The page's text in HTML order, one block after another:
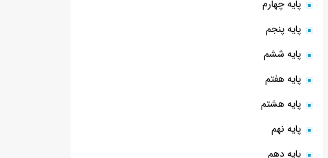
پایه چهارم
پایه پنجم
پایه ششم
پایه هفتم
پایه هشتم
پایه نهم
پایه دهم